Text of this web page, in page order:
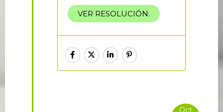
VER RESOLUCIÓN.
Oct